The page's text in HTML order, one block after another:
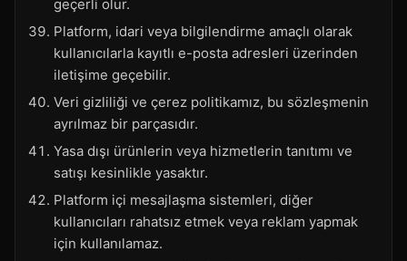
geçerli olur.
Platform, idari veya bilgilendirme amaçlı olarak
kullanıcılarla kayıtlı e-posta adresleri üzerinden
iletişime geçebilir.
Veri gizliliği ve çerez politikamız, bu sözleşmenin
ayrılmaz bir parçasıdır.
Yasa dışı ürünlerin veya hizmetlerin tanıtımı ve
satışı kesinlikle yasaktır.
Platform içi mesajlaşma sistemleri, diğer
kullanıcıları rahatsız etmek veya reklam yapmak
için kullanılamaz.